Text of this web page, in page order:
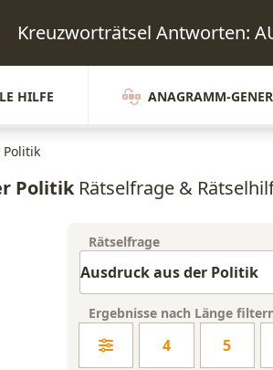
Kreuzworträtsel Antworten:
HILFE ANAGRAMM-
Politik
PolitikRätselfrage &
Rätselfrage
Ergebnisse nach Länge
4 5